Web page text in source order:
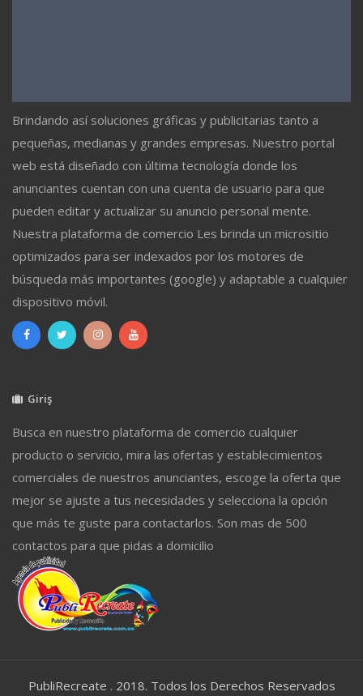
Brindando así soluciones gráficas y publicitarias tanto a
pequeñas, medianas y grandes empresas. Nuestro portal
web está diseñado con última tecnología donde los
anunciantes cuentan con una cuenta de usuario para que
pueden editar y actualizar su anuncio personal mente.
Nuestra plataforma de comercio Les brinda un micrositio
optimizados para ser indexados por los motores de
búsqueda más importantes (google) y adaptable a cualquier
dispositivo móvil.
Giriş
Busca en nuestro plataforma de comercio cualquier
producto o servicio, mira las ofertas y establecimientos
comerciales de nuestros anunciantes, escoge la oferta que
mejor se ajuste a tus necesidades y selecciona la opción
que más te guste para contactarlos. Son mas de 500
contactos para que pidas a domicilio
PubliRecreate . 2018. Todos los Derechos Reservados